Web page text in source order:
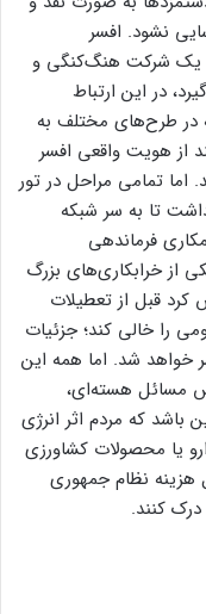
نشود. افسر
یک شرکت هنگ‌کنگی و
در این ارتباط
در طرح‌های مختلف به
از هویت واقعی افسر
تمامی مراحل در تور
داشت تا به سر شبکه
فرماندهی
از خرابکاری‌های بزرگ
قبل از تعطیلات
را خالی کند؛ جزئیات
خواهد شد. اما همه این
مسائل هسته‌ای،
داشته این باشد که مردم اثر انرژی
یا محصولات کشاورزی
هزینه نظام جمهوری